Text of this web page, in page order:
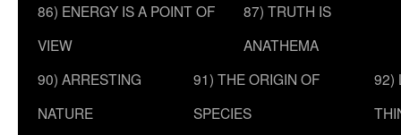
86) ENERGY IS A POINT OF
VIEW
87) TRUTH IS
ANATHEMA
90) ARRESTING
NATURE
91) THE ORIGIN OF
SPECIES
92)